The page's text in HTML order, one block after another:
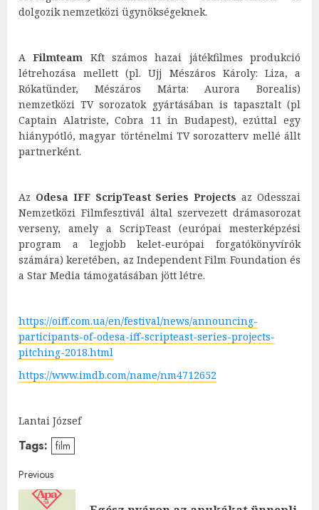
dolgozik nemzetközi ügynökségeknek.
AFilmteam Kft számos hazai játékfilmes produkció
létrehozása mellett (pl. Ujj Mészáros Károly: Liza, a
Rókatünder, Mészáros Márta: Aurora Borealis)
nemzetközi TV sorozatok gyártásában is tapasztalt (pl
Captain Alatriste, Cobra 11 in Budapest), ezúttal egy
hiánypótló, magyar történelmi TV sorozatterv mellé állt
partnerként.
Az Odesa IFF ScripTeast Series Projects az Odesszai
Nemzetközi Filmfesztivál által szervezett drámasorozat
verseny, amely a ScripTeast (európai mesterképzési
program a legjobb kelet-európai forgatókönyvírók
számára) keretében, az Independent Film Foundation és
a Star Media támogatásában jött létre.
https://oiff.com.ua/en/festival/news/announcing-
participants-of-odesa-iff-scripteast-series-projects-
pitching-2018.html
https://www.imdb.com/name/nm4712652
Lantai József
Tags: film
Post
Previous